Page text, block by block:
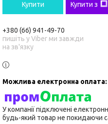
Купити Купити з
+380 (66) 941-49-70
пишіть у Viber ми завжди
на зв'язку
У компанії підключені
будь-який товар не покидаючи